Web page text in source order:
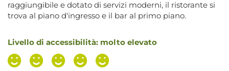
raggiungibile e dotato di servizi moderni, il ristorante si
trova al piano d'ingresso e il bar al primo piano.
Livello di accessibilità: molto elevato